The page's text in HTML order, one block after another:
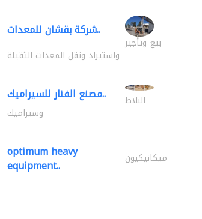
شركة بقشان للمعدات..
بيع وتأجير
واستيراد ونقل المعدات الثقيلة
مصنع الفنار للسيراميك.. البلاط
وسيراميك
optimum heavy
equipment.. ميكانيكيون